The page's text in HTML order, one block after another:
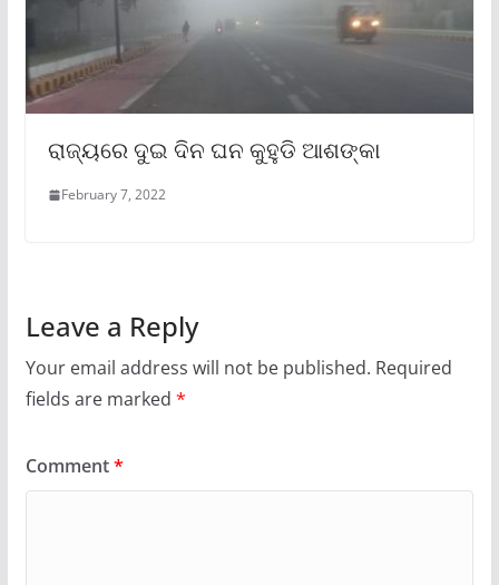
ରାଜ୍ୟରେ ଦୁଇ ଦିନ ଘନ କୁହୁଡି ଆଶଙ୍କା
February 7, 2022
Leave a Reply
Your email address will not be published. Required
fields are marked *
Comment*